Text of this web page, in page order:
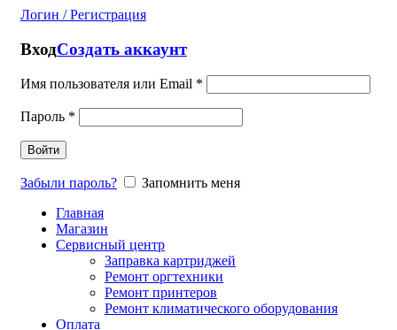
Логин / Регистрация
ВходСоздать аккаунт
Имя пользователя или Email *
Пароль *
Войти
Забыли пароль?
Запомнить меня
Главная
Магазин
Сервисный центр
Заправка картриджей
Ремонт оргтехники
Ремонт принтеров
Ремонт климатического оборудования
Оплата